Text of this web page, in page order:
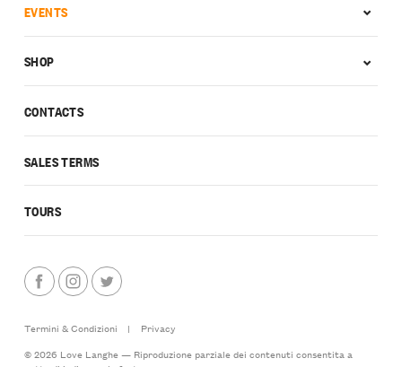
CONTACTS
SALES TERMS
TOURS
EVENTS
SHOP
Termini & Condizioni |
Privacy
© 2026 Love Langhe — Riproduzione parziale dei contenuti consentita a